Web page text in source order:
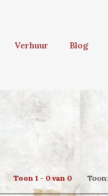
Verhuur
Blog
Toon 1 - 0 van 0 Toon: